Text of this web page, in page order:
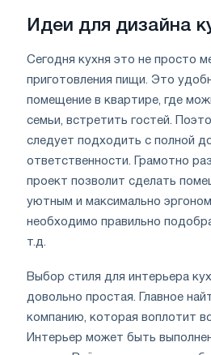
Идеи для дизайна
Сегодня кухня это не просто
приготовления пищи. Это
помещение в квартире, где
семьи, встретить гостей.
следует подходить с полной
ответственности. Грамотно
проект позволит сделать
уютным и максимально
необходимо правильно
т.д.
Выбор стиля для интерьера
довольно простая. Главное
компанию, которая воплотит
Интерьер может быть